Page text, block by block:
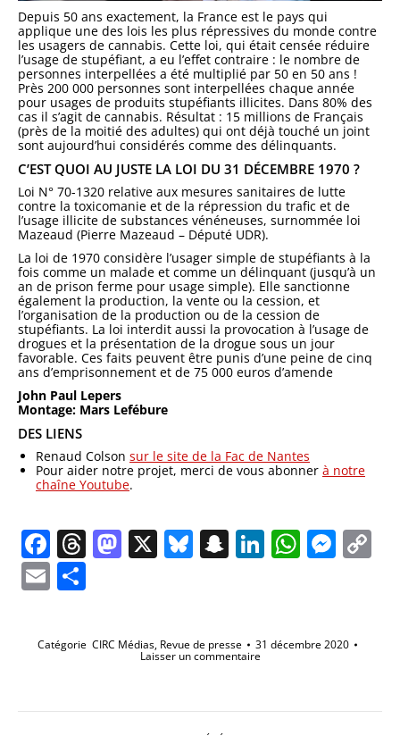
Depuis 50 ans exactement, la France est le pays qui
applique une des lois les plus répressives du monde contre
les usagers de cannabis. Cette loi, qui était censée réduire
l’usage de stupéfiant, a eu l’effet contraire : le nombre de
personnes interpellées a été multiplié par 50 en 50 ans !
Près 200 000 personnes sont interpellées chaque année
pour usages de produits stupéfiants illicites. Dans 80% des
cas il s’agit de cannabis. Résultat : 15 millions de Français
(près de la moitié des adultes) qui ont déjà touché un joint
sont aujourd’hui considérés comme des délinquants.
C’EST QUOI AU JUSTE LA LOI DU 31 DÉCEMBRE 1970 ?
Loi N° 70-1320 relative aux mesures sanitaires de lutte
contre la toxicomanie et de la répression du trafic et de
l’usage illicite de substances vénéneuses, surnommée loi
Mazeaud (Pierre Mazeaud – Député UDR).
La loi de 1970 considère l’usager simple de stupéfiants à la
fois comme un malade et comme un délinquant (jusqu’à un
an de prison ferme pour usage simple). Elle sanctionne
également la production, la vente ou la cession, et
l’organisation de la production ou de la cession de
stupéfiants. La loi interdit aussi la provocation à l’usage de
drogues et la présentation de la drogue sous un jour
favorable. Ces faits peuvent être punis d’une peine de cinq
ans d’emprisonnement et de 75 000 euros d’amende
John Paul Lepers
Montage: Mars Lefébure
DES LIENS
Renaud Colson sur le site de la Fac de Nantes
Pour aider notre projet, merci de vous abonner à notre
chaîne Youtube.
Facebook
Threads
Mastodon
X Bluesky
Snapchat
LinkedIn
Email
Catégorie CIRC Médias, Revue de presse 31 décembre 2020
Laisser un commentaire
Navigation